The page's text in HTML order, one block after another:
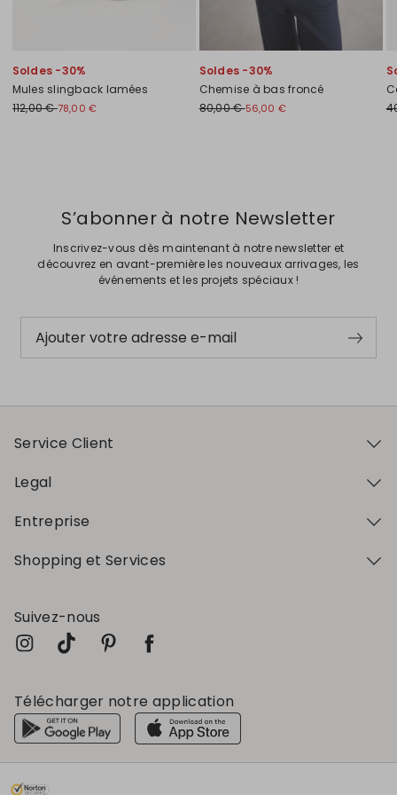
Soldes -30%
Mules slingback lamées
112,00 €78,00 €
Soldes -30%
Chemise à bas froncé
80,00 €56,00 €
S’abonner à notre Newsletter
Inscrivez-vous dès maintenant à notre newsletter et
découvrez en avant-première les nouveaux arrivages, les
événements et les projets spéciaux !
Ajouter votre adresse e-mail
Service Client
Legal
Entreprise
Shopping et Services
Suivez-nous
Télécharger notre application